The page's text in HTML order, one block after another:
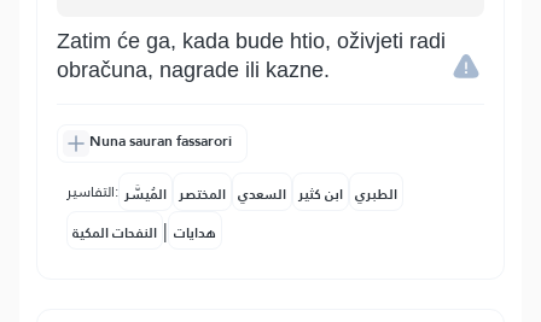
Zatim će ga, kada bude htio, oživjeti radi
obračuna, nagrade ili kazne.
Nuna sauran fassarori
التفاسير: المُيسَّر المختصر السعدي ابن كثير الطبري
النفحات المكية | هدايات